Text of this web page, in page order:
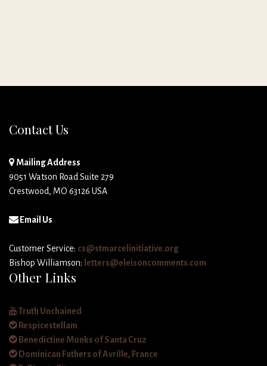
Contact Us
Mailing Address
9051 Watson Road Suite 279
Crestwood, MO 63126 USA
Email Us
Customer Service: cs@stmarcelinitiative.org
Bishop Williamson: letters@eleisoncomments.com
Other Links
Truth Unchained
Respicestellam
Benedictine Monks of Santa Cruz
Dominican Fathers of Avrille, France